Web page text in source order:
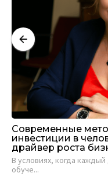
Современные
инвестиции в
драйвер роста
В условиях, когда
обуче...